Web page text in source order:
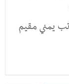
يمني مقيم